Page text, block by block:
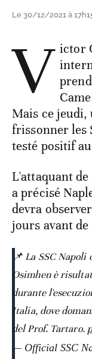
Le 30/12/2021 à
V ictor
Mais ce jeudi,
frissonner les
testé positif
L'attaquant
a précisé
devra
jours avant
📌 La SSC
Osimhen è
durante
Italia, dove
del Prof. Tartaro.
— Official SSC